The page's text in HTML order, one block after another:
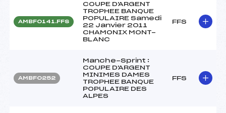
AMBF0141.FFS
COUPE D'ARGENT
TROPHEE BANQUE
POPULAIRE Samedi
22 Janvier 2011
CHAMONIX MONT-
BLANC
FFS
AMBF0252
Manche-Sprint :
COUPE D'ARGENT
MINIMES DAMES
TROPHEE BANQUE
POPULAIRE DES
ALPES
FFS